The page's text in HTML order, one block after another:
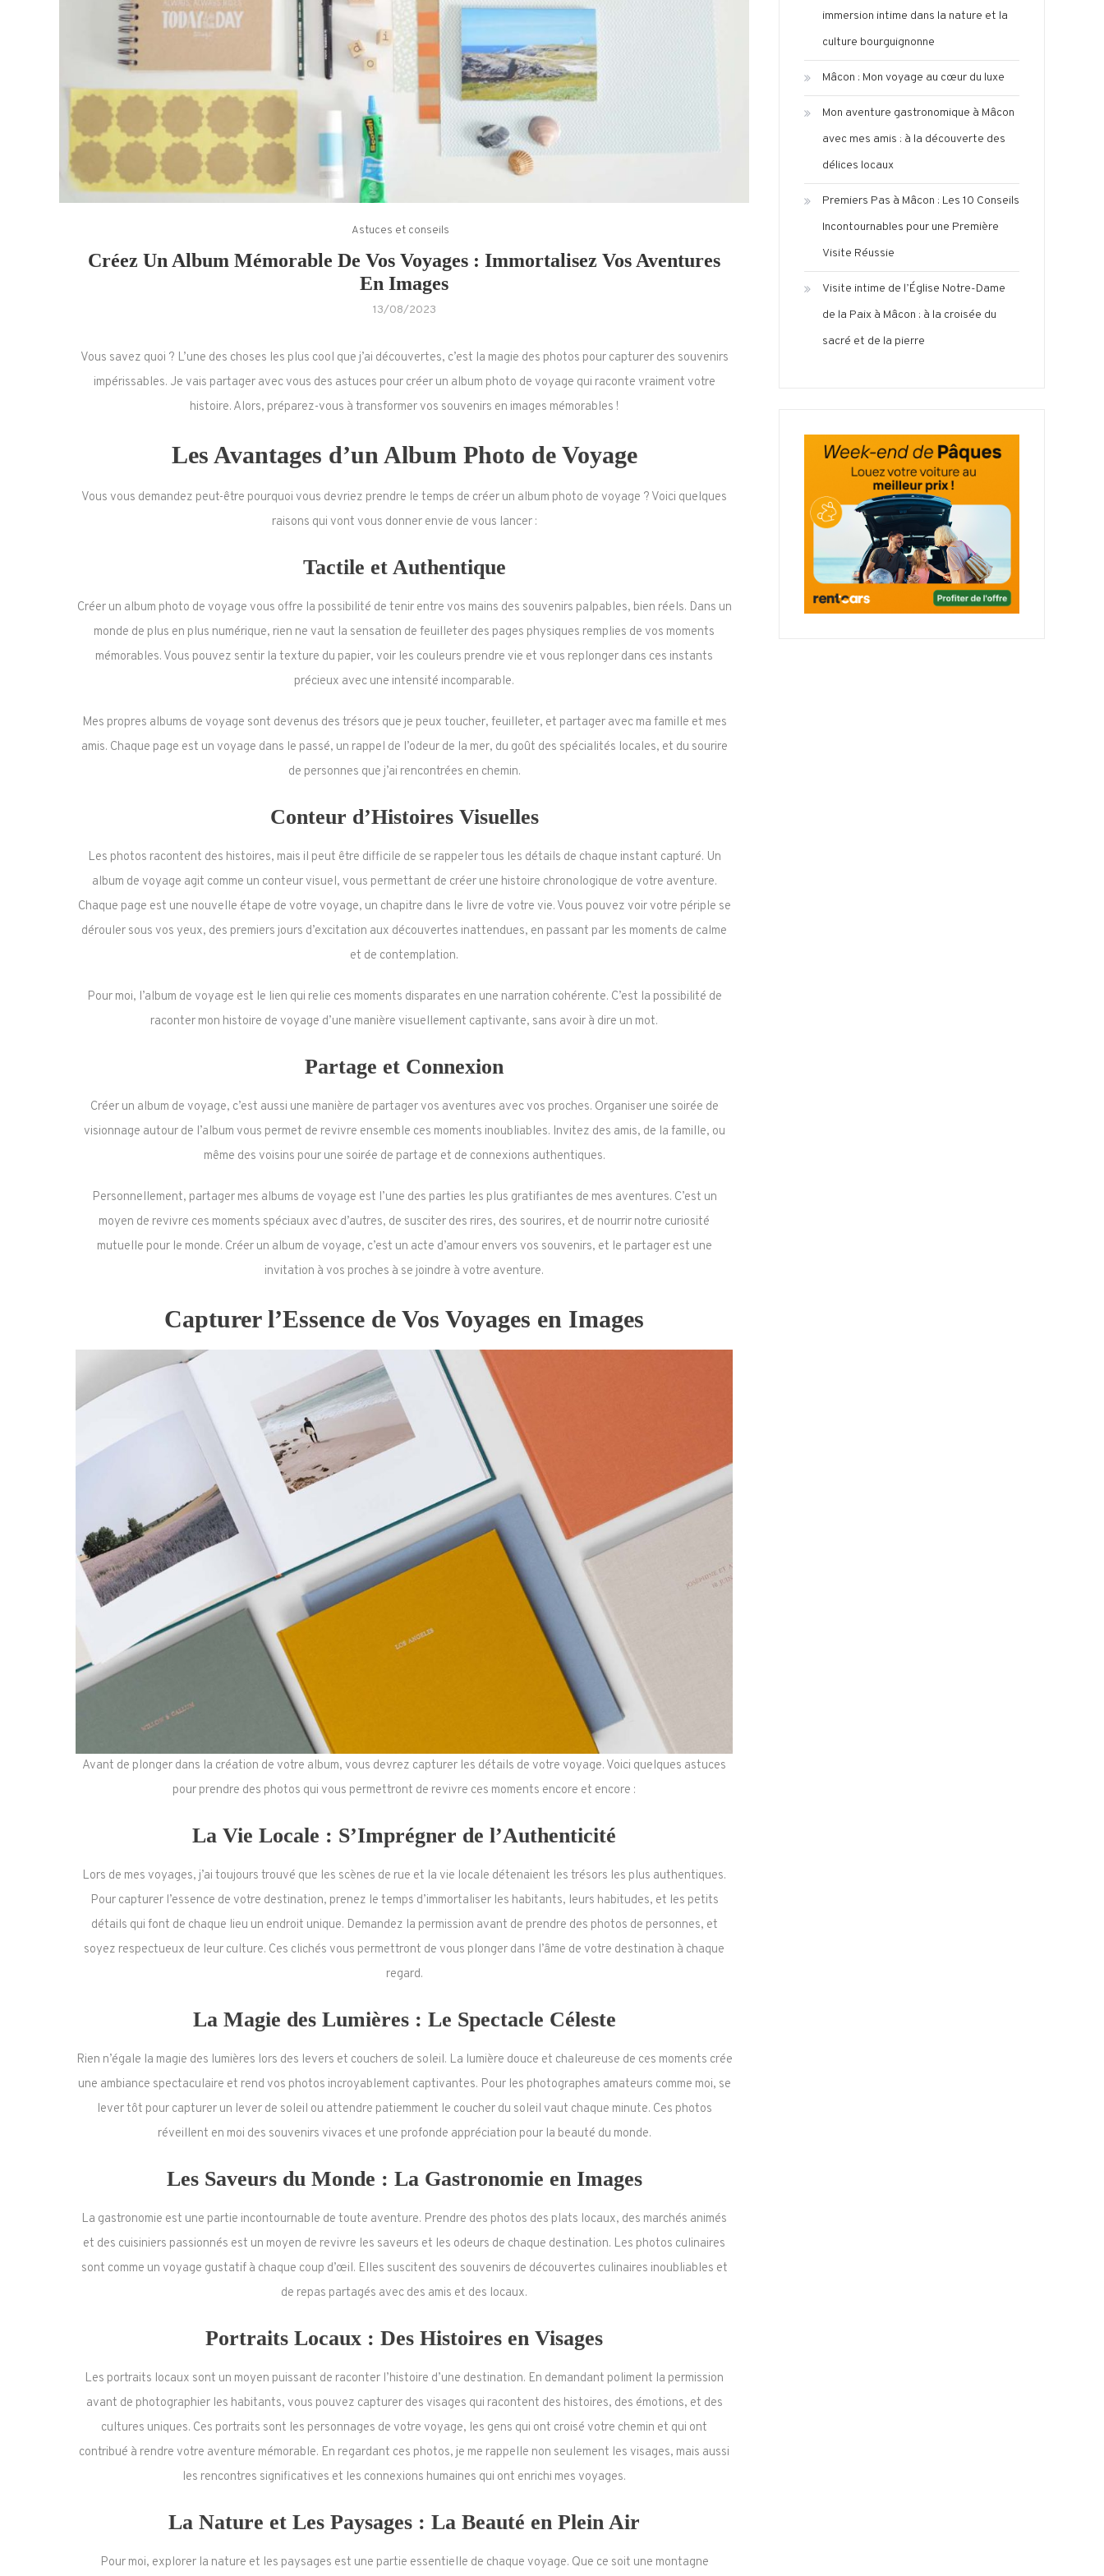
Astuces et conseils
Créez Un Album Mémorable De Vos Voyages : Immortalisez Vos Aventures
En Images
13/08/2023
Vous savez quoi ? L’une des choses les plus cool que j’ai découvertes, c’est la magie des photos pour capturer des souvenirs
impérissables. Je vais partager avec vous des astuces pour créer un album photo de voyage qui raconte vraiment votre
histoire. Alors, préparez-vous à transformer vos souvenirs en images mémorables !
Les Avantages d’un Album Photo de Voyage
Vous vous demandez peut-être pourquoi vous devriez prendre le temps de créer un album photo de voyage ? Voici quelques
raisons qui vont vous donner envie de vous lancer :
Tactile et Authentique
Créer un album photo de voyage vous offre la possibilité de tenir entre vos mains des souvenirs palpables, bien réels. Dans un
monde de plus en plus numérique, rien ne vaut la sensation de feuilleter des pages physiques remplies de vos moments
mémorables. Vous pouvez sentir la texture du papier, voir les couleurs prendre vie et vous replonger dans ces instants
précieux avec une intensité incomparable.
Mes propres albums de voyage sont devenus des trésors que je peux toucher, feuilleter, et partager avec ma famille et mes
amis. Chaque page est un voyage dans le passé, un rappel de l’odeur de la mer, du goût des spécialités locales, et du sourire
de personnes que j’ai rencontrées en chemin.
Conteur d’Histoires Visuelles
Les photos racontent des histoires, mais il peut être difficile de se rappeler tous les détails de chaque instant capturé. Un
album de voyage agit comme un conteur visuel, vous permettant de créer une histoire chronologique de votre aventure.
Chaque page est une nouvelle étape de votre voyage, un chapitre dans le livre de votre vie. Vous pouvez voir votre périple se
dérouler sous vos yeux, des premiers jours d’excitation aux découvertes inattendues, en passant par les moments de calme
et de contemplation.
Pour moi, l’album de voyage est le lien qui relie ces moments disparates en une narration cohérente. C’est la possibilité de
raconter mon histoire de voyage d’une manière visuellement captivante, sans avoir à dire un mot.
Partage et Connexion
Créer un album de voyage, c’est aussi une manière de partager vos aventures avec vos proches. Organiser une soirée de
visionnage autour de l’album vous permet de revivre ensemble ces moments inoubliables. Invitez des amis, de la famille, ou
même des voisins pour une soirée de partage et de connexions authentiques.
Personnellement, partager mes albums de voyage est l’une des parties les plus gratifiantes de mes aventures. C’est un
moyen de revivre ces moments spéciaux avec d’autres, de susciter des rires, des sourires, et de nourrir notre curiosité
mutuelle pour le monde. Créer un album de voyage, c’est un acte d’amour envers vos souvenirs, et le partager est une
invitation à vos proches à se joindre à votre aventure.
Capturer l’Essence de Vos Voyages en Images
Avant de plonger dans la création de votre album, vous devrez capturer les détails de votre voyage. Voici quelques astuces
pour prendre des photos qui vous permettront de revivre ces moments encore et encore :
La Vie Locale : S’Imprégner de l’Authenticité
Lors de mes voyages, j’ai toujours trouvé que les scènes de rue et la vie locale détenaient les trésors les plus authentiques.
Pour capturer l’essence de votre destination, prenez le temps d’immortaliser les habitants, leurs habitudes, et les petits
détails qui font de chaque lieu un endroit unique. Demandez la permission avant de prendre des photos de personnes, et
soyez respectueux de leur culture. Ces clichés vous permettront de vous plonger dans l’âme de votre destination à chaque
regard.
La Magie des Lumières : Le Spectacle Céleste
Rien n’égale la magie des lumières lors des levers et couchers de soleil. La lumière douce et chaleureuse de ces moments crée
une ambiance spectaculaire et rend vos photos incroyablement captivantes. Pour les photographes amateurs comme moi, se
lever tôt pour capturer un lever de soleil ou attendre patiemment le coucher du soleil vaut chaque minute. Ces photos
réveillent en moi des souvenirs vivaces et une profonde appréciation pour la beauté du monde.
Les Saveurs du Monde : La Gastronomie en Images
La gastronomie est une partie incontournable de toute aventure. Prendre des photos des plats locaux, des marchés animés
et des cuisiniers passionnés est un moyen de revivre les saveurs et les odeurs de chaque destination. Les photos culinaires
sont comme un voyage gustatif à chaque coup d’œil. Elles suscitent des souvenirs de découvertes culinaires inoubliables et
de repas partagés avec des amis et des locaux.
Portraits Locaux : Des Histoires en Visages
Les portraits locaux sont un moyen puissant de raconter l’histoire d’une destination. En demandant poliment la permission
avant de photographier les habitants, vous pouvez capturer des visages qui racontent des histoires, des émotions, et des
cultures uniques. Ces portraits sont les personnages de votre voyage, les gens qui ont croisé votre chemin et qui ont
contribué à rendre votre aventure mémorable. En regardant ces photos, je me rappelle non seulement les visages, mais aussi
les rencontres significatives et les connexions humaines qui ont enrichi mes voyages.
La Nature et Les Paysages : La Beauté en Plein Air
Pour moi, explorer la nature et les paysages est une partie essentielle de chaque voyage. Que ce soit une montagne
immersion intime dans la nature et la
culture bourguignonne
Mâcon : Mon voyage au cœur du luxe
Mon aventure gastronomique à Mâcon
avec mes amis : à la découverte des
délices locaux
Premiers Pas à Mâcon : Les 10 Conseils
Incontournables pour une Première
Visite Réussie
Visite intime de l’Église Notre-Dame
de la Paix à Mâcon : à la croisée du
sacré et de la pierre